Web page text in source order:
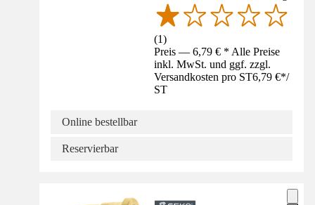
(1)
Preis — 6,79 € * Alle Preise
inkl. MwSt. und ggf. zzgl.
Versandkosten pro ST6,79 €*/
ST
Online bestellbar
Reservierbar